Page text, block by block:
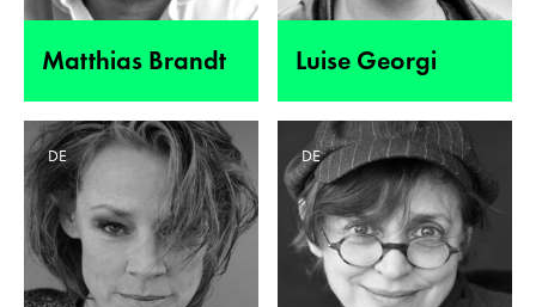
Matthias Brandt Luise Georgi
DE DE